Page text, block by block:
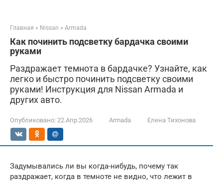
Главная » Nissan » Armada
Как починить подсветку бардачка своими
руками
Раздражает темнота в бардачке? Узнайте, как
легко и быстро починить подсветку своими
руками! Инструкция для Nissan Armada и
других авто.
Опубликовано: 22.Апр.2026 Armada Елена Тихонова
Задумывались ли вы когда-нибудь, почему так
раздражает, когда в темноте не видно, что лежит в